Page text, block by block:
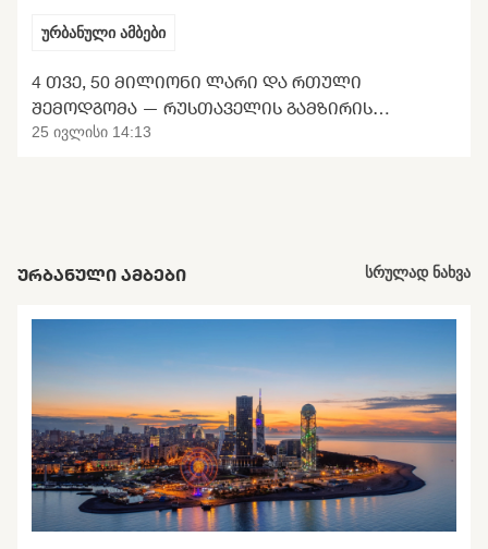
ურბანული ამბები
4 ᲗᲕᲔ, 50 ᲛᲘᲚᲘᲝᲜᲘ ᲚᲐᲠᲘ ᲓᲐ ᲠᲗᲣᲚᲘ
ᲨᲔᲛᲝᲓᲒᲝᲛᲐ — ᲠᲣᲡᲗᲐᲕᲔᲚᲘᲡ ᲒᲐᲛᲖᲘᲠᲘᲡ
ᲢᲠᲐᲜᲡᲤᲝᲠᲛᲐᲪᲘᲘᲡ ᲛᲝᲚᲝᲓᲘᲜᲘ
25 ივლისი 14:13
ᲣᲠᲑᲐᲜᲣᲚᲘ ᲐᲛᲑᲔᲑᲘ სრულად ნახვა